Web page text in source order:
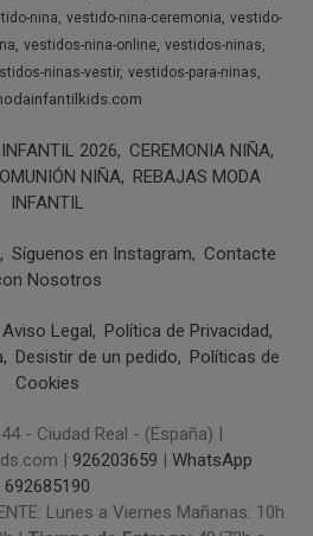
nina vestido-nina-ceremonia vestido-
vestidos-nina-online vestidos-ninas
ninas-vestir vestidos-para-ninas
2026
CEREMONIA NIÑA
NIÑA REBAJAS MODA
INFANTIL
Síguenos en Instagram
Contacte
Nosotros
Aviso Legal
Política de Privacidad
Desistir de un pedido
Políticas de
Cookies
- Ciudad Real - (España) |
| 926203659 | WhatsApp
692685190
Lunes a Viernes Mañanas: 10h